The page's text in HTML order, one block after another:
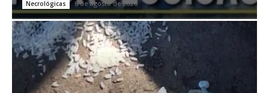
Necrológicas 6 de agosto de 2026